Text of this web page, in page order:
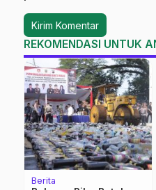
REKOMENDASI UNTUK
Berita